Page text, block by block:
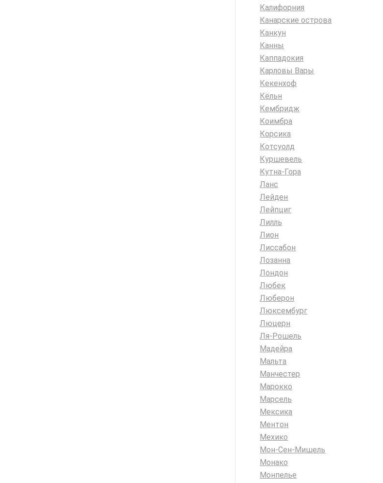
Калифорния
Канарские острова
Канкун
Канны
Каппадокия
Карловы Вары
Кекенхоф
Кёльн
Кембридж
Коимбра
Корсика
Котсуолд
Куршевель
Кутна-Гора
Ланс
Лейден
Лейпциг
Лилль
Лион
Лиссабон
Лозанна
Лондон
Любек
Люберон
Люксембург
Люцерн
Ля-Рошель
Мадейра
Мальта
Манчестер
Марокко
Марсель
Мексика
Ментон
Мехико
Мон-Сен-Мишель
Монако
Монпелье